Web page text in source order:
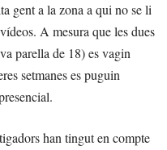
gent a la zona a qui no se li
A mesura que les dues
parella de 18) es vagin
setmanes es puguin
han tingut en compte